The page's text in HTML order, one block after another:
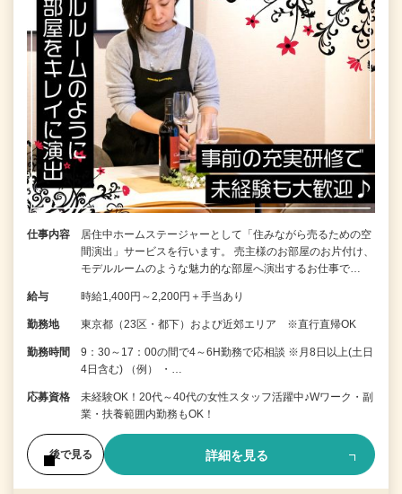
仕事内容
居住中ホームステージャーとして「住みながら売るための空
間演出」サービスを行います。 売主様のお部屋のお片付け、
モデルルームのような魅力的な部屋へ演出するお仕事で…
給与 時給1,400円～2,200円＋手当あり
勤務地 東京都（23区・都下）および近郊エリア ※直行直帰OK
勤務時間
9：30～17：00の間で4～6H勤務で応相談 ※月8日以上(土日
4日含む) （例） ・…
応募資格
未経験OK！20代～40代の女性スタッフ活躍中♪Wワーク・副
業・扶養範囲内勤務もOK！
後で見る 詳細を見る